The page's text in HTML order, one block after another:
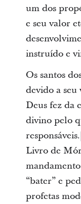
um dos
e seu valor
instruído e
Os santos
devido a
Deus fez da
divino pelo
Livro de
“bater” e
profetas